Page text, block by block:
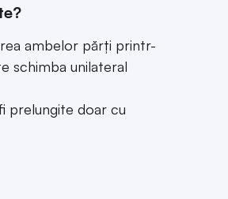
ambelor părți printr-
schimba unilateral
prelungite doar cu